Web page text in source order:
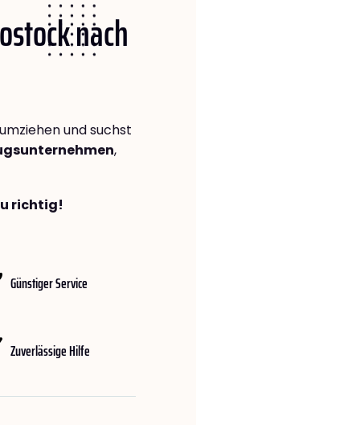
nach
und suchst
,
richtig!
Günstiger Service
Zuverlässige Hilfe